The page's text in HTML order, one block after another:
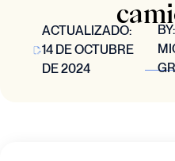
ACTUALIZADO:
14 DE OCTUBRE
DE 2024
BY: